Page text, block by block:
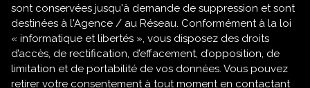
sont conservées jusqu'à demande de suppression et sont
destinées à l'Agence / au Réseau. Conformément à la loi
« informatique et libertés », vous disposez des droits
d’accès, de rectification, d’effacement, d’opposition, de
limitation et de portabilité de vos données. Vous pouvez
retirer votre consentement à tout moment en contactant